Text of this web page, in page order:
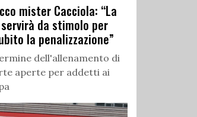
mister Cacciola: “La
da stimolo per
la penalizzazione”
dell'allenamento di
aperte per addetti ai